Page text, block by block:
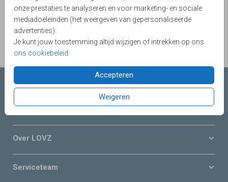
onze prestaties te analyseren en voor marketing- en sociale
mediadoeleinden (het weergeven van gepersonaliseerde
advertenties).
Je kunt jouw toestemming altijd wijzigen of intrekken op ons
ons cookiebeleid
Accepteren
Weigeren
OMSCHRIJVING
donkergroen 12 x18
Prijs:€ 0,45 per 1
Collecties LOVZ
Over LOVZ
Serviceteam